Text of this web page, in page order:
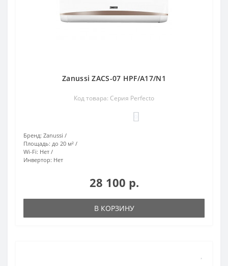
Zanussi ZACS-07 HPF/A17/N1
Код товара: Серия Perfecto
Бренд: Zanussi
Площадь: до 20 м²
Wi-Fi: Нет
Инвертор: Нет
28 100 р.
В КОРЗИНУ